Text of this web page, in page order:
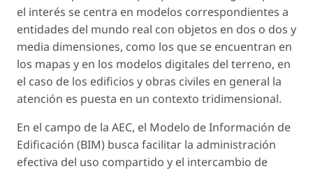
el interés se centra en modelos correspondientes a
entidades del mundo real con objetos en dos o dos y
media dimensiones, como los que se encuentran en
los mapas y en los modelos digitales del terreno, en
el caso de los edificios y obras civiles en general la
atención es puesta en un contexto tridimensional.
En el campo de la AEC, el Modelo de Información de
Edificación (BIM) busca facilitar la administración
efectiva del uso compartido y el intercambio de